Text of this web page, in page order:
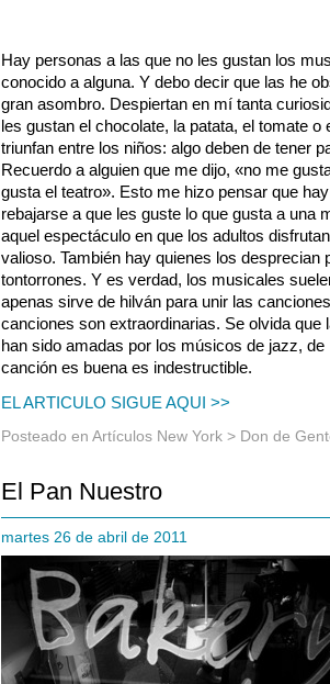
Hay personas a las que no les gustan los
conocido a alguna. Y debo decir que las he
gran asombro. Despiertan en mí tanta
les gustan el chocolate, la patata, el tomate o
triunfan entre los niños: algo deben de tener
Recuerdo a alguien que me dijo, «no me
gusta el teatro». Esto me hizo pensar que
rebajarse a que les guste lo que gusta a una
aquel espectáculo en que los adultos
valioso. También hay quienes los desprecian
tontorrones. Y es verdad, los musicales
apenas sirve de hilván para unir las
canciones son extraordinarias. Se olvida
han sido amadas por los músicos de jazz,
canción es buena es indestructible.
EL ARTICULO SIGUE AQUI >>
Posteado en Artículos New York > Don de
El Pan Nuestro
martes 26 de abril de 2011